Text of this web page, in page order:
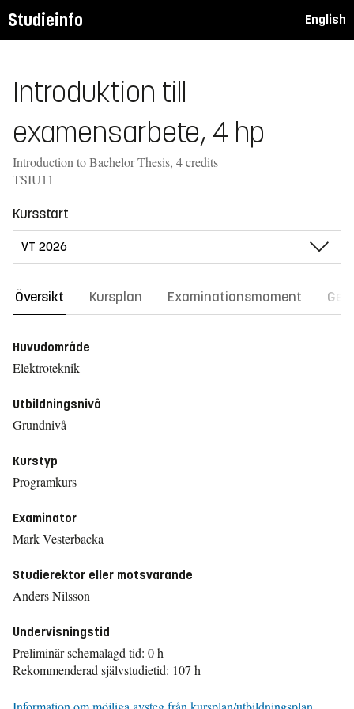
Studieinfo English
Introduktion till
examensarbete, 4 hp
Introduction to Bachelor Thesis, 4 credits
TSIU11
Kursstart
Översikt Kursplan Examinationsmoment
Huvudområde
Elektroteknik
Utbildningsnivå
Grundnivå
Kurstyp
Programkurs
Examinator
Mark Vesterbacka
Studierektor eller motsvarande
Anders Nilsson
Undervisningstid
Preliminär schemalagd tid: 0 h
Rekommenderad självstudietid: 107 h